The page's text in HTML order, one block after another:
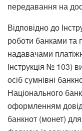
передавання на
Відповідно до
роботи банками та
надавачами
Інструкція № 103)
осіб сумнівні
Національного
оформленням
банкнот (монет)